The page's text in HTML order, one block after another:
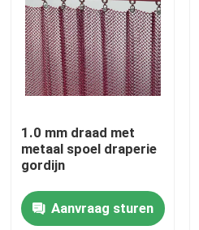
Producten
Over ons
Kwaliteitscontrole
Neem contact met ons op
1.0 mm draad met
metaal spoel draperie
gordijn
Aanvraag sturen